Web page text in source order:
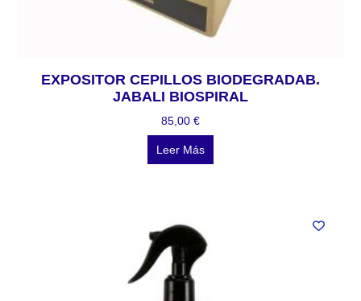
EXPOSITOR CEPILLOS BIODEGRADAB.
JABALI BIOSPIRAL
85,00 €
Leer Más